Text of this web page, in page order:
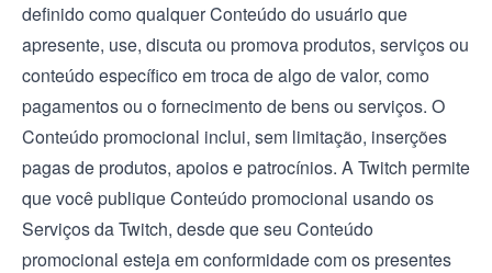
definido como qualquer Conteúdo do usuário que
apresente, use, discuta ou promova produtos, serviços ou
conteúdo específico em troca de algo de valor, como
pagamentos ou o fornecimento de bens ou serviços. O
Conteúdo promocional inclui, sem limitação, inserções
pagas de produtos, apoios e patrocínios. A Twitch permite
que você publique Conteúdo promocional usando os
Serviços da Twitch, desde que seu Conteúdo
promocional esteja em conformidade com os presentes